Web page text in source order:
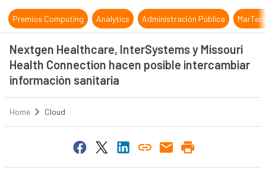
Premios Computing Analytics Administración Pública
Nextgen Healthcare, InterSystems y Missouri
Health Connection hacen posible intercambiar
información sanitaria
Home Cloud